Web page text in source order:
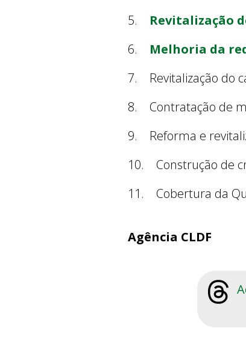
5. Revitalização
6. Melhoria da
7. Revitalização do
8. Contratação de
9. Reforma e
10. Construção de
11. Cobertura da
Agência CLDF